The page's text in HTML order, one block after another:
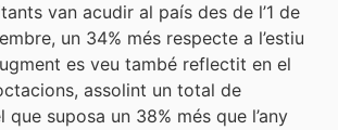
van acudir al país des de l’1 de
un 34% més respecte a l’estiu
es veu també reflectit en el
assolint un total de
suposa un 38% més que l’any